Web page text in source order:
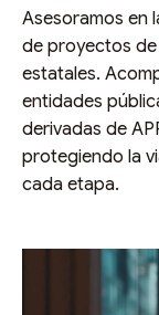
Asesoramos en
de proyectos
estatales.
entidades
derivadas de
protegiendo la
cada etapa.